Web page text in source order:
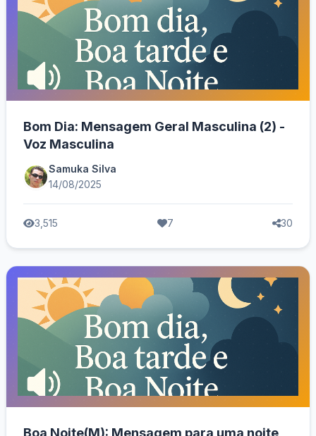
Bom Dia: Mensagem Geral Masculina (2) -
Voz Masculina
Samuka Silva
14/08/2025
3,515 7 30
Boa Noite(M): Mensagem para uma noite